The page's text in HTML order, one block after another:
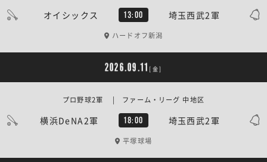
オイシックス 13:00 埼玉西武2軍
ハードオフ新潟
2026.09.11 [金]
横浜DeNA2軍 18:00 埼玉西武2軍
プロ野球2軍 | ファーム・リーグ 中地区
平塚球場